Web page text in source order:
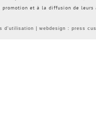
promotion et à la diffusion de
d'utilisation | webdesign : press